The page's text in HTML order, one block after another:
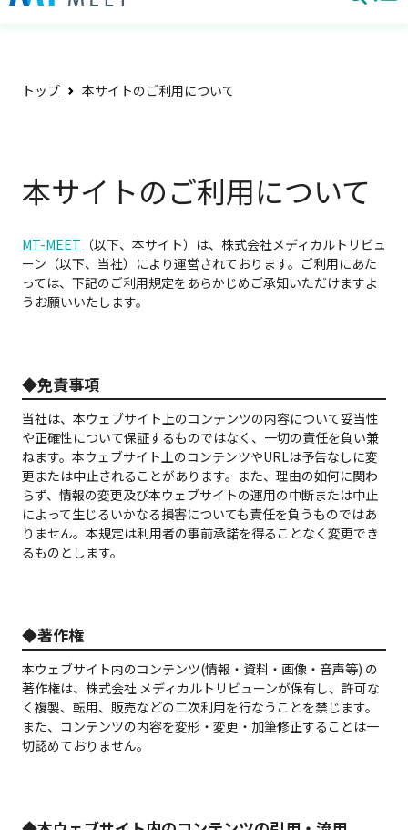
トップ 本サイトのご利用について
本サイトのご利用について
MT-MEET （以下、本サイト）は、株式会社メディカルトリビュ
ーン（以下、当社）により運営されております。ご利用にあた
っては、下記のご利用規定をあらかじめご承知いただけますよ
うお願いいたします。
◆免責事項
当社は、本ウェブサイト上のコンテンツの内容について妥当性
や正確性について保証するものではなく、一切の責任を負い兼
ねます。本ウェブサイト上のコンテンツやURLは予告なしに変
更または中止されることがあります。また、理由の如何に関わ
らず、情報の変更及び本ウェブサイトの運用の中断または中止
によって生じるいかなる損害についても責任を負うものではあ
りません。本規定は利用者の事前承諾を得ることなく変更でき
るものとします。
◆著作権
本ウェブサイト内のコンテンツ(情報・資料・画像・音声等) の
著作権は、株式会社 メディカルトリビューンが保有し、許可な
く複製、転用、販売などの二次利用を行なうことを禁じます。
また、コンテンツの内容を変形・変更・加筆修正することは一
切認めておりません。